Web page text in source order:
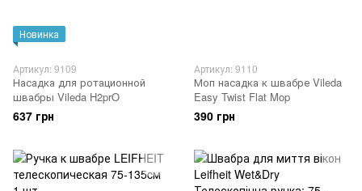
Новинка
Артикул: 9109
Насадка для ротационной
швабры Vileda H2prO
637 грн
Артикул: 9110
Моп насадка к швабре Vileda
Easy Twist Flat Mop
390 грн